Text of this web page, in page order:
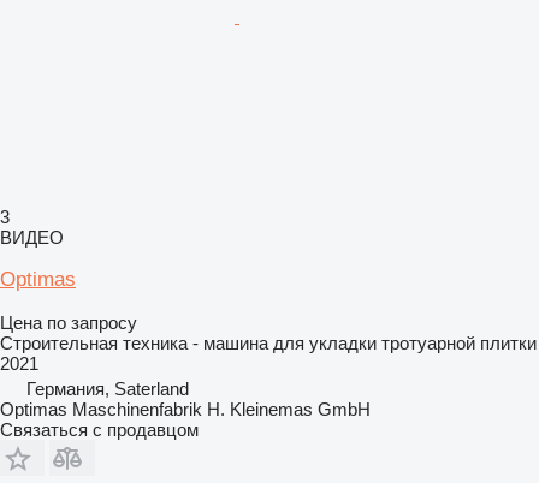
3
ВИДЕО
Optimas
Цена по запросу
Строительная техника - машина для укладки тротуарной плитки
2021
Германия, Saterland
Optimas Maschinenfabrik H. Kleinemas GmbH
Связаться с продавцом